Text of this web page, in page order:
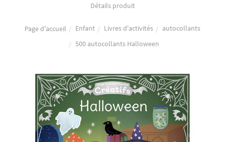
Détails produit
Page d'accueil Enfant Livres d'activités
autocollants
500 autocollants Halloween